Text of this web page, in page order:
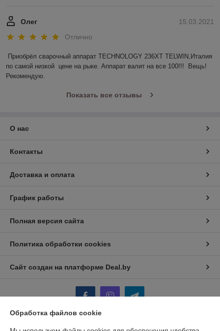
15.03.2021
Олег
Отлично
Приобрёл сварочный аппарат TECHNOLOGY 236ХТ TELWIN,Италия
по самой низкой  цене на рыке. Аппарат валит на все 100!!!  Вещь!
Рекомендую.
Показать все отзывы
О нас
Контакты
Доставка и оплата
График работы
Полная версия сайта
Политика обработки cookies
Сайт создан на платформе Deal.by
Обработка файлов cookie